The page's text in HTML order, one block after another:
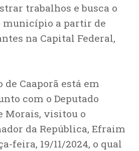
trabalhos e busca o
município a partir de
na Capital Federal,
Caaporã está em
com o Deputado
Morais, visitou o
da República, Efraim
feira, 19/11/2024, o qual